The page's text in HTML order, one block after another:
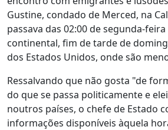
Gustine, condado de Merced, na
passava das 02:00 de segunda-
continental, fim de tarde de
dos Estados Unidos, onde são
Ressalvando que não gosta "de
do que se passa politicamente e
noutros países, o chefe de Estado
informações disponíveis àquela